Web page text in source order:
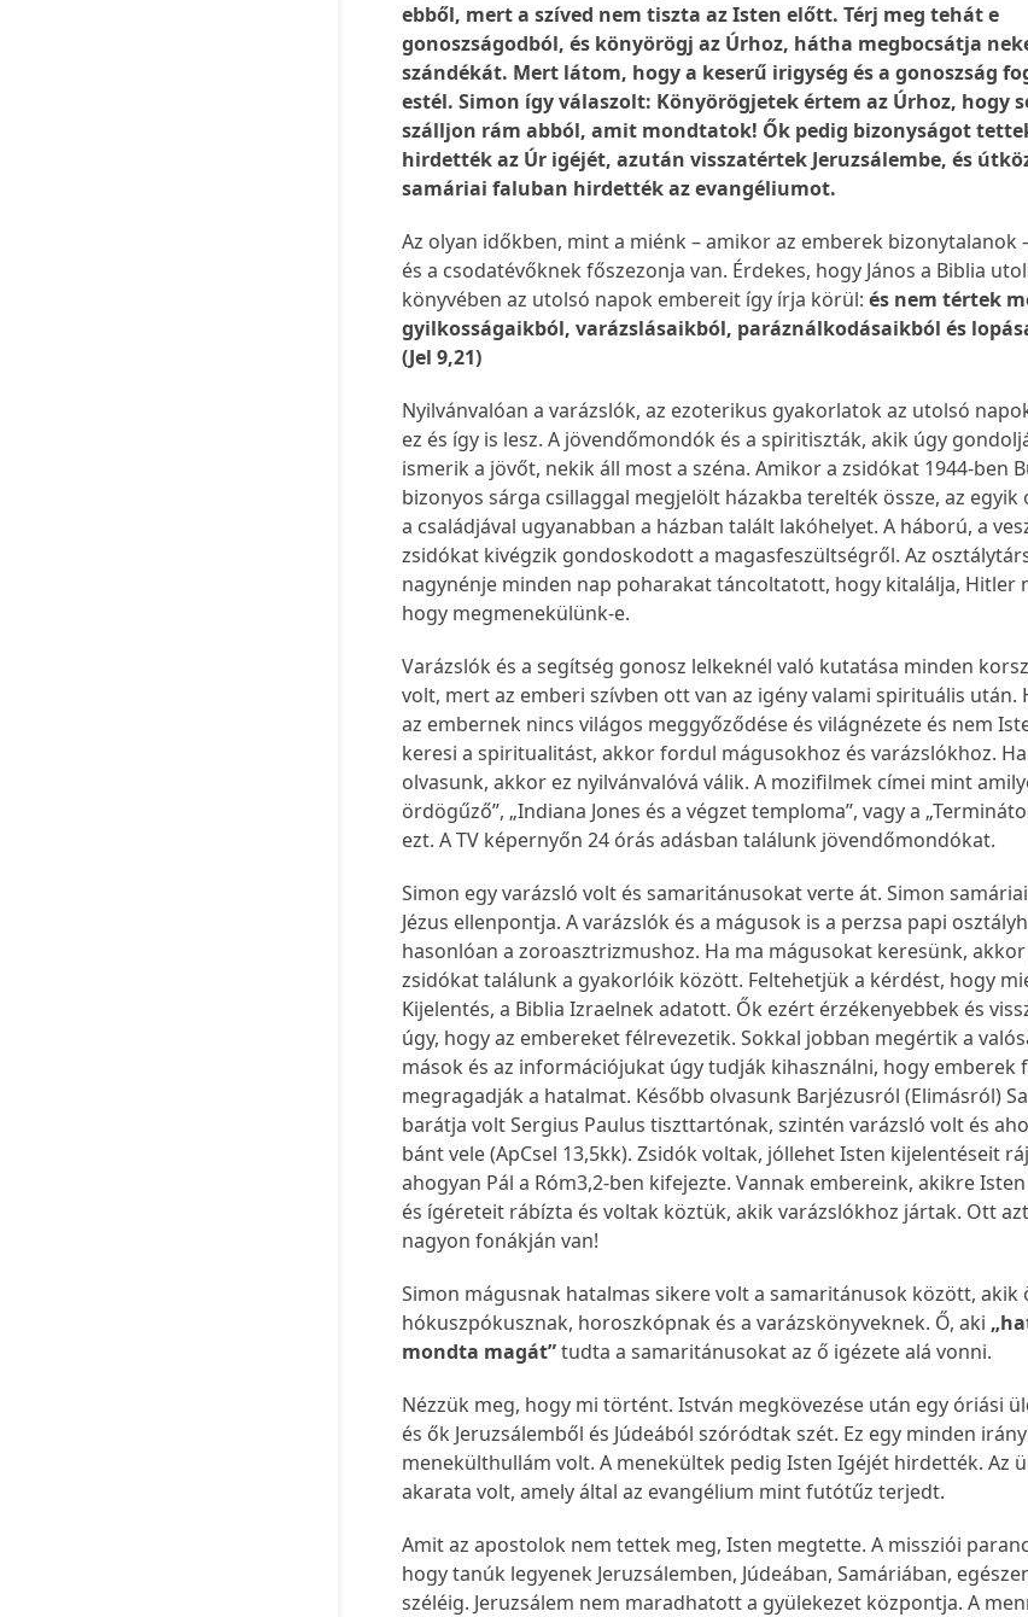
ebből, mert a szíved nem tiszta az Isten előtt. Térj meg tehát e
gonoszságodból, és könyörögj az Úrhoz, hátha megbocsátja
szándékát. Mert látom, hogy a keserű irigység és a gonoszság
estél. Simon így válaszolt: Könyörögjetek értem az Úrhoz, hogy
szálljon rám abból, amit mondtatok! Ők pedig bizonyságot
hirdették az Úr igéjét, azután visszatértek Jeruzsálembe, és
samáriai faluban hirdették az evangéliumot.
Az olyan időkben, mint a miénk – amikor az emberek bizonytalanok
és a csodatévőknek főszezonja van. Érdekes, hogy János a Biblia
könyvében az utolsó napok embereit így írja körül:és nem tértek
gyilkosságaikból, varázslásaikból, paráználkodásaikból és
(Jel 9,21)
Nyilvánvalóan a varázslók, az ezoterikus gyakorlatok az utolsó
ez és így is lesz. A jövendőmondók és a spiritiszták, akik úgy
ismerik a jövőt, nekik áll most a széna. Amikor a zsidókat 1944-ben
bizonyos sárga csillaggal megjelölt házakba terelték össze, az egyik
a családjával ugyanabban a házban talált lakóhelyet. A háború, a
zsidókat kivégzik gondoskodott a magasfeszültségről. Az
nagynénje minden nap poharakat táncoltatott, hogy kitalálja, Hitler
hogy megmenekülünk-e.
Varázslók és a segítség gonosz lelkeknél való kutatása minden
volt, mert az emberi szívben ott van az igény valami spirituális után.
az embernek nincs világos meggyőződése és világnézete és nem
keresi a spiritualitást, akkor fordul mágusokhoz és varázslókhoz.
olvasunk, akkor ez nyilvánvalóvá válik. A mozifilmek címei mint
ördögűző”, „Indiana Jones és a végzet temploma”, vagy a
ezt. A TV képernyőn 24 órás adásban találunk jövendőmondókat.
Simon egy varázsló volt és samaritánusokat verte át. Simon
Jézus ellenpontja. A varázslók és a mágusok is a perzsa papi
hasonlóan a zoroasztrizmushoz. Ha ma mágusokat keresünk,
zsidókat találunk a gyakorlóik között. Feltehetjük a kérdést, hogy
Kijelentés, a Biblia Izraelnek adatott. Ők ezért érzékenyebbek és
úgy, hogy az embereket félrevezetik. Sokkal jobban megértik a
mások és az információjukat úgy tudják kihasználni, hogy emberek
megragadják a hatalmat. Később olvasunk Barjézusról (Elimásról)
barátja volt Sergius Paulus tiszttartónak, szintén varázsló volt és
bánt vele (ApCsel 13,5kk). Zsidók voltak, jóllehet Isten kijelentéseit
ahogyan Pál a Róm3,2-ben kifejezte. Vannak embereink, akikre
és ígéreteit rábízta és voltak köztük, akik varázslókhoz jártak. Ott
nagyon fonákján van!
Simon mágusnak hatalmas sikere volt a samaritánusok között, akik
hókuszpókusznak, horoszkópnak és a varázskönyveknek. Ő, aki
mondta magát”tudta a samaritánusokat az ő igézete alá vonni.
Nézzük meg, hogy mi történt. István megkövezése után egy óriási
és ők Jeruzsálemből és Júdeából szóródtak szét. Ez egy minden
menekülthullám volt. A menekültek pedig Isten Igéjét hirdették. Az
akarata volt, amely által az evangélium mint futótűz terjedt.
Amit az apostolok nem tettek meg, Isten megtette. A missziói
hogy tanúk legyenek Jeruzsálemben, Júdeában, Samáriában,
széléig. Jeruzsálem nem maradhatott a gyülekezet központja. A